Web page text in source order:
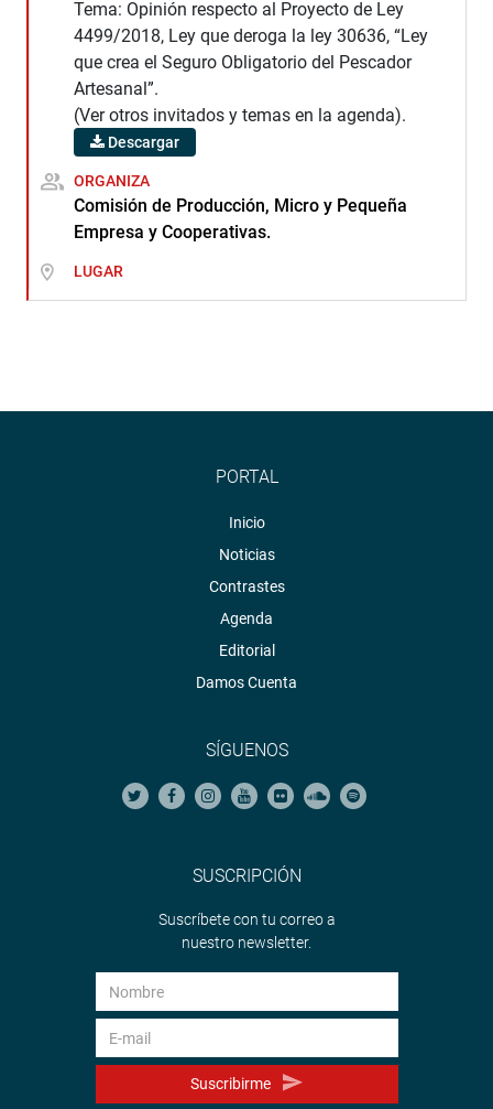
Tema: Opinión respecto al Proyecto de Ley
4499/2018, Ley que deroga la ley 30636, “Ley
que crea el Seguro Obligatorio del Pescador
Artesanal”.
(Ver otros invitados y temas en la agenda).
Descargar
ORGANIZA
Comisión de Producción, Micro y Pequeña
Empresa y Cooperativas.
LUGAR
PORTAL
Inicio
Noticias
Contrastes
Agenda
Editorial
Damos Cuenta
SÍGUENOS
SUSCRIPCIÓN
Suscríbete con tu correo a
nuestro newsletter.
Suscribirme